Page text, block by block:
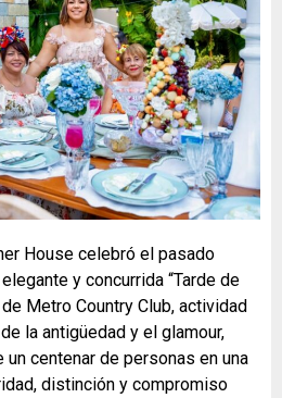
House celebró el pasado
y concurrida “Tarde de
Metro Country Club, actividad
la antigüedad y el glamour,
un centenar de personas en una
distinción y compromiso